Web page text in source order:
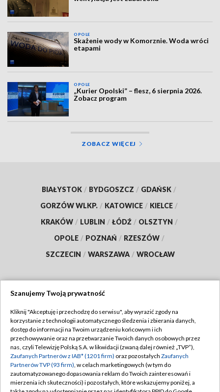
OPOLE
Skażenie wody w Komorznie. Woda wróci
etapami
OPOLE
„Kurier Opolski” – flesz, 6 sierpnia 2026.
Zobacz program
ZOBACZ WIĘCEJ
BIAŁYSTOK / BYDGOSZCZ / GDAŃSK /
GORZÓW WLKP. / KATOWICE / KIELCE /
KRAKÓW / LUBLIN / ŁÓDŹ / OLSZTYN /
OPOLE / POZNAŃ / RZESZÓW /
SZCZECIN / WARSZAWA / WROCŁAW
TVP
Abonament TVP
Emisja w TVP
Centrum informacji TVP
Naziemna Telewizja Cyfrowa
Regulamin TVP
Polityka prywatności
Moje zgody
Pomoc
Szanujemy Twoją prywatność
Kliknij "Akceptuję i przechodzę do serwisu", aby wyrazić zgody na
korzystanie z technologii automatycznego śledzenia i zbierania danych,
dostęp do informacji na Twoim urządzeniu końcowym i ich
przechowywanie oraz na przetwarzanie Twoich danych osobowych przez
nas, czyli Telewizję Polską S.A. w likwidacji (zwaną dalej również „TVP”),
Zaufanych Partnerów z IAB* (1201 firm) oraz pozostałych Zaufanych
Partnerów TVP (93 firm), w celach marketingowych (w tym do
zautomatyzowanego dopasowania reklam do Twoich zainteresowań i
mierzenia ich skuteczności) i pozostałych, które wskazujemy poniżej, a